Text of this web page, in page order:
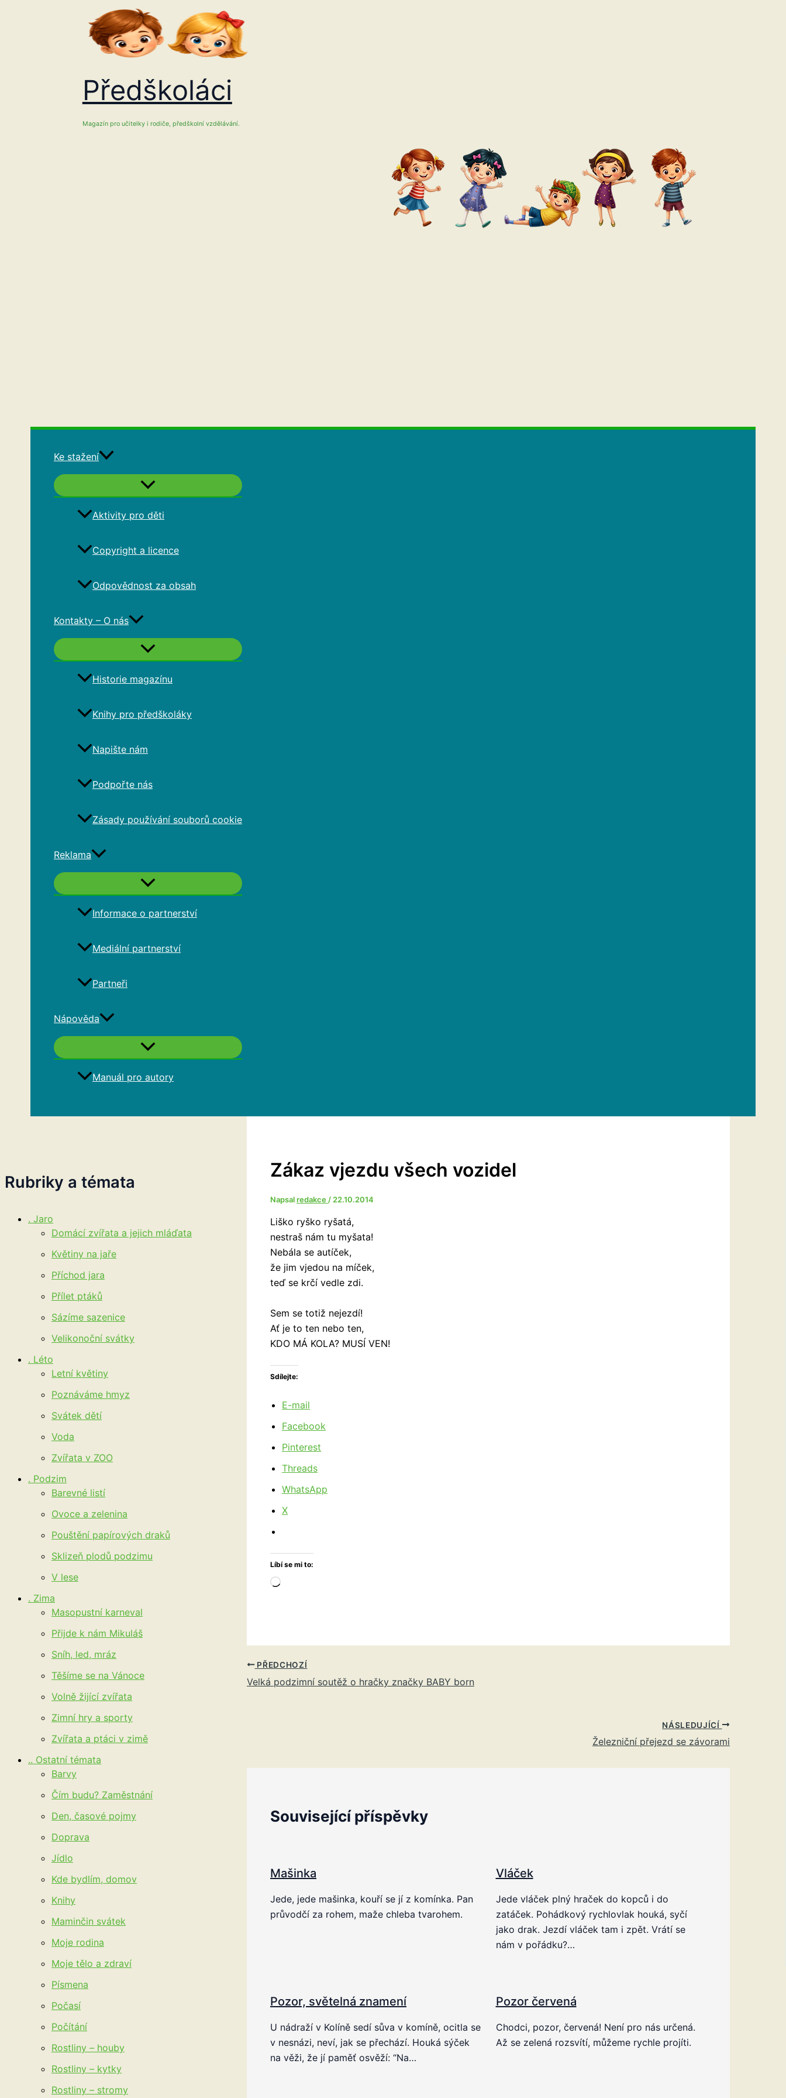
Předškoláci
Magazín pro učitelky i rodiče, předškolní vzdělávání.
Ke stažení
Aktivity pro děti
Copyright a licence
Odpovědnost za obsah
Kontakty – O nás
Historie magazínu
Knihy pro předškoláky
Napište nám
Podpořte nás
Zásady používání souborů cookie
Reklama
Informace o partnerství
Mediální partnerství
Partneři
Nápověda
Manuál pro autory
Rubriky a témata
. Jaro
Domácí zvířata a jejich mláďata
Květiny na jaře
Příchod jara
Přílet ptáků
Sázíme sazenice
Velikonoční svátky
. Léto
Letní květiny
Poznáváme hmyz
Svátek dětí
Voda
Zvířata v ZOO
. Podzim
Barevné listí
Ovoce a zelenina
Pouštění papírových draků
Sklizeň plodů podzimu
V lese
. Zima
Masopustní karneval
Přijde k nám Mikuláš
Sníh, led, mráz
Těšíme se na Vánoce
Volně žijící zvířata
Zimní hry a sporty
Zvířata a ptáci v zimě
.. Ostatní témata
Barvy
Čím budu? Zaměstnání
Den, časové pojmy
Doprava
Jídlo
Kde bydlím, domov
Knihy
Maminčin svátek
Moje rodina
Moje tělo a zdraví
Písmena
Počasí
Počítání
Rostliny – houby
Rostliny – kytky
Rostliny – stromy
Zákaz vjezdu všech vozidel
Napsalredakce / 22.10.2014
Liško ryško ryšatá,
nestraš nám tu myšata!
Nebála se autíček,
že jim vjedou na míček,
teď se krčí vedle zdi.
Sem se totiž nejezdí!
Ať je to ten nebo ten,
KDO MÁ KOLA? MUSÍ VEN!
Sdílejte:
E-mail
Facebook
Pinterest
Threads
WhatsApp
X
Líbí se mi to:
Načítání…
PŘEDCHOZÍ
Velká podzimní soutěž o hračky značky BABY born
NÁSLEDUJÍCÍ
Železniční přejezd se závorami
Související příspěvky
Mašinka
Jede, jede mašinka, kouří se jí z komínka. Pan
průvodčí za rohem, maže chleba tvarohem.
Vláček
Jede vláček plný hraček do kopců i do
zatáček. Pohádkový rychlovlak houká, syčí
jako drak. Jezdí vláček tam i zpět. Vrátí se
nám v pořádku?…
Pozor, světelná znamení
U nádraží v Kolíně sedí sůva v komíně, ocitla se
v nesnázi, neví, jak se přechází. Houká sýček
na věži, že jí paměť osvěží: “Na…
Pozor červená
Chodci, pozor, červená! Není pro nás určená.
Až se zelená rozsvítí, můžeme rychle projíti.